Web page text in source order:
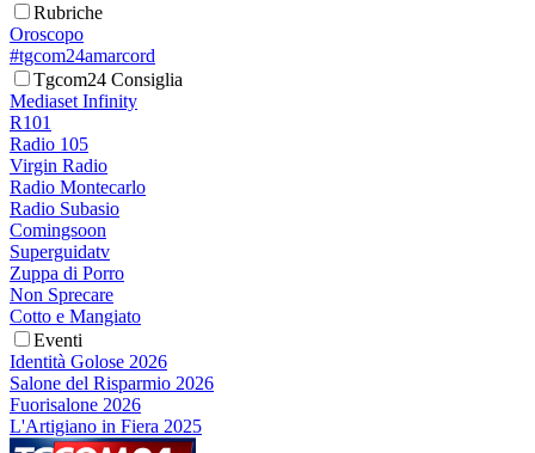
Rubriche
Oroscopo
#tgcom24amarcord
Tgcom24 Consiglia
Mediaset Infinity
R101
Radio 105
Virgin Radio
Radio Montecarlo
Radio Subasio
Comingsoon
Superguidatv
Zuppa di Porro
Non Sprecare
Cotto e Mangiato
Eventi
Identità Golose 2026
Salone del Risparmio 2026
Fuorisalone 2026
L'Artigiano in Fiera 2025